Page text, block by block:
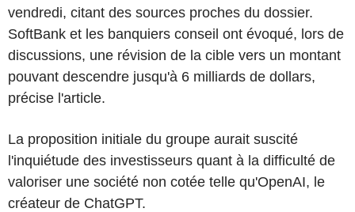
vendredi, citant des sources proches du dossier.
SoftBank et les banquiers conseil ont évoqué, lors de
discussions, une révision de la cible vers un montant
pouvant descendre jusqu'à 6 milliards de dollars,
précise l'article.
La proposition initiale du groupe aurait suscité
l'inquiétude des investisseurs quant à la difficulté de
valoriser une société non cotée telle qu'OpenAI, le
créateur de ChatGPT.